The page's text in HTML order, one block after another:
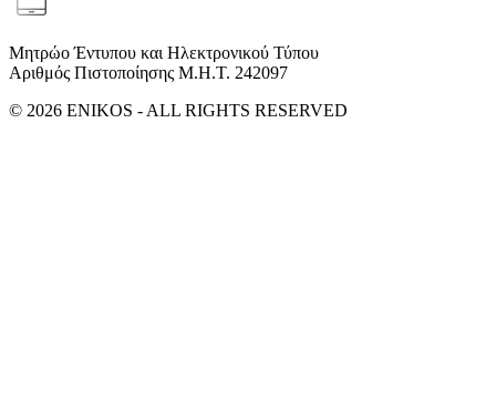
Μητρώο Έντυπου και Ηλεκτρονικού Τύπου
Αριθμός Πιστοποίησης Μ.Η.Τ. 242097
© 2026 ENIKOS - ALL RIGHTS RESERVED